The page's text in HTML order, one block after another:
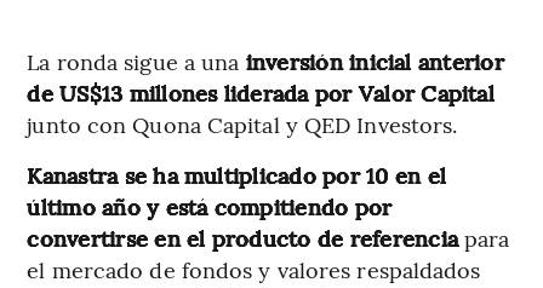
La ronda sigue a una inversión inicial anterior
de US$13 millones liderada por Valor Capital
junto con Quona Capital y QED Investors.
Kanastra se ha multiplicado por 10 en el
último año y está compitiendo por
convertirse en el producto de referenciapara
el mercado de fondos y valores respaldados